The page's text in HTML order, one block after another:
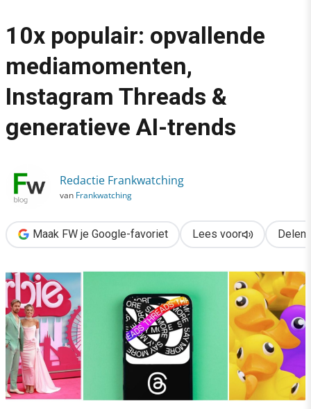
Content & Communicatie
›
10x populair: opvallende mediamomenten, Instagram Threads
10x populair: opvallende
mediamomenten,
Instagram Threads &
generatieve AI-trends
Redactie Frankwatching
van Frankwatching
Maak FW je Google-favoriet Lees voor Delen